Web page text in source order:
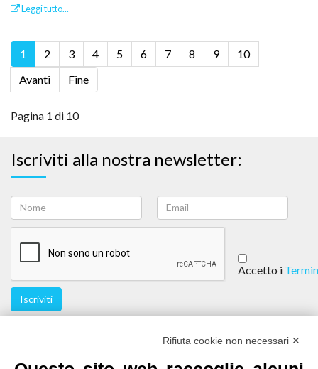
Leggi tutto...
1 2 3 4 5 6 7 8 9
10
Avanti
Fine
Pagina 1 di 10
Iscriviti alla nostra newsletter:
Accetto i
Iscriviti
Rifiuta cookie non necessari ✕